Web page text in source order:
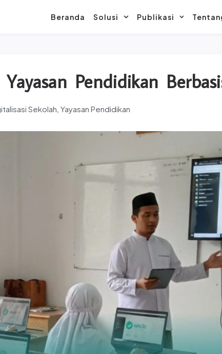
Beranda Solusi Publikasi
Pendidikan
Sekolah, Yayasan Pendidikan